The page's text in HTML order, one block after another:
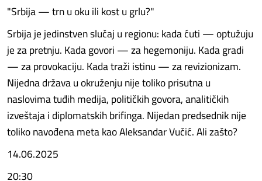
"Srbija — trn u oku ili kost u grlu?"
Srbija je jedinstven slučaj u regionu: kada ćuti — optužuju
je za pretnju. Kada govori — za hegemoniju. Kada gradi
— za provokaciju. Kada traži istinu — za revizionizam.
Nijedna država u okruženju nije toliko prisutna u
naslovima tuđih medija, političkih govora, analitičkih
izveštaja i diplomatskih brifinga. Nijedan predsednik nije
toliko navođena meta kao Aleksandar Vučić. Ali zašto?
14.06.2025
20:30